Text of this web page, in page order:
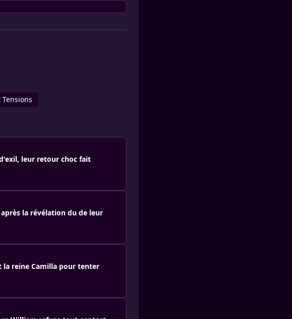
leur retour choc fait
la révélation du de leur
la reine Camilla pour tenter